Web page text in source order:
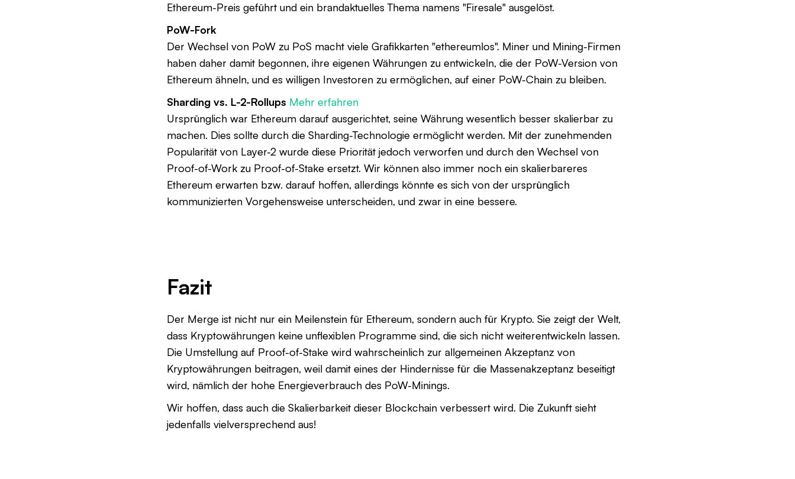
Ethereum-Preis geführt und ein brandaktuelles Thema namens "Firesale" ausgelöst.
PoW-Fork
Der Wechsel von PoW zu PoS macht viele Grafikkarten "ethereumlos". Miner und Mining-Firmen
haben daher damit begonnen, ihre eigenen Währungen zu entwickeln, die der PoW-Version von
Ethereum ähneln, und es willigen Investoren zu ermöglichen, auf einer PoW-Chain zu bleiben.
Sharding vs. L-2-Rollups Mehr erfahren
Ursprünglich war Ethereum darauf ausgerichtet, seine Währung wesentlich besser skalierbar zu
machen. Dies sollte durch die Sharding-Technologie ermöglicht werden. Mit der zunehmenden
Popularität von Layer-2 wurde diese Priorität jedoch verworfen und durch den Wechsel von
Proof-of-Work zu Proof-of-Stake ersetzt. Wir können also immer noch ein skalierbareres
Ethereum erwarten bzw. darauf hoffen, allerdings könnte es sich von der ursprünglich
kommunizierten Vorgehensweise unterscheiden, und zwar in eine bessere.
Fazit
Der Merge ist nicht nur ein Meilenstein für Ethereum, sondern auch für Krypto. Sie zeigt der Welt,
dass Kryptowährungen keine unflexiblen Programme sind, die sich nicht weiterentwickeln lassen.
Die Umstellung auf Proof-of-Stake wird wahrscheinlich zur allgemeinen Akzeptanz von
Kryptowährungen beitragen, weil damit eines der Hindernisse für die Massenakzeptanz beseitigt
wird, nämlich der hohe Energieverbrauch des PoW-Minings.
Wir hoffen, dass auch die Skalierbarkeit dieser Blockchain verbessert wird. Die Zukunft sieht
jedenfalls vielversprechend aus!